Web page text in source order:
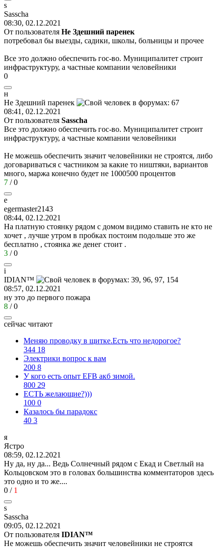
s
Sasscha
08:30, 02.12.2021
От пользователя Не Здешний паренек
потребовал бы выезды, садики, школы, больницы и прочее
Все это должно обеспечить гос-во. Муниципалитет строит
инфраструктуру, а частные компании человейники
0
н
Не Здешний паренек
08:41, 02.12.2021
От пользователя Sasscha
Все это должно обеспечить гос-во. Муниципалитет строит
инфраструктуру, а частные компании человейники
Не можешь обеспечить значит человейники не строятся, либо
договариваться с частником за какие то ништяки, вариантов
много, маржа конечно будет не 1000500 процентов
7 /0
e
egermaster2143
08:44, 02.12.2021
На платную стоянку рядом с домом видимо ставить не кто не
хочет , лучше утром в пробках постоим подольше это же
бесплатно , стоянка же денег стоит .
3 /0
i
IDIАN™
08:57, 02.12.2021
ну это до первого пожара
8 /0
сейчас читают
Меняю проводку в щитке.Есть что недорогое?
344 18
Электрики вопрос к вам
200 8
У кого есть опыт EFB акб зимой.
800 29
ЕСТЬ желающие?)))
100 0
Казалось бы парадокс
40 3
я
Ястро
08:59, 02.12.2021
Ну да, ну да... Ведь Солнечный рядом с Екад и Светлый на
Кольцовском это в головах большинства комментаторов здесь
это одно и то же....
0 / 1
s
Sasscha
09:05, 02.12.2021
От пользователя IDIАN™
Не можешь обеспечить значит человейники не строятся